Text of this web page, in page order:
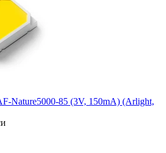
Nature5000-85 (3V, 150mA) (Arlight,